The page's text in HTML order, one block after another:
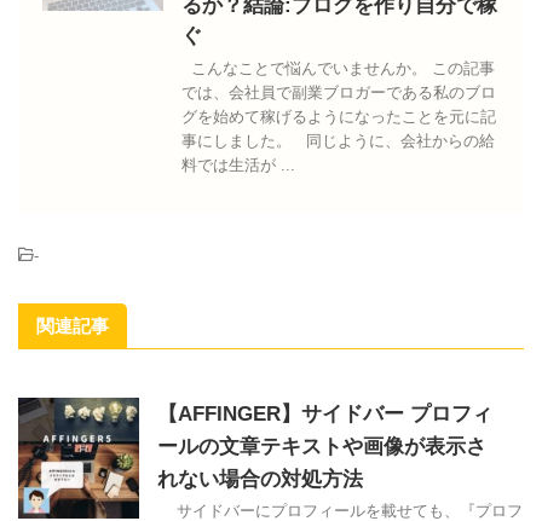
るか？結論:ブログを作り自分で稼
ぐ
こんなことで悩んでいませんか。 この記事
では、会社員で副業ブロガーである私のブロ
グを始めて稼げるようになったことを元に記
事にしました。 同じように、会社からの給
料では生活が ...
-
関連記事
【AFFINGER】サイドバー プロフィ
ールの文章テキストや画像が表示さ
れない場合の対処方法
サイドバーにプロフィールを載せても、『プロフ